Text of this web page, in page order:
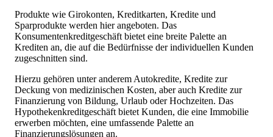
Produkte wie Girokonten, Kreditkarten, Kredite und
Sparprodukte werden hier angeboten. Das
Konsumentenkreditgeschäft bietet eine breite Palette an
Krediten an, die auf die Bedürfnisse der individuellen Kunden
zugeschnitten sind.
Hierzu gehören unter anderem Autokredite, Kredite zur
Deckung von medizinischen Kosten, aber auch Kredite zur
Finanzierung von Bildung, Urlaub oder Hochzeiten. Das
Hypothekenkreditgeschäft bietet Kunden, die eine Immobilie
erwerben möchten, eine umfassende Palette an
Finanzierungslösungen an.